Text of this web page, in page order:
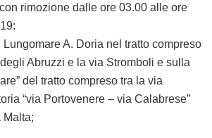
rimozione dalle ore 03.00 alle ore
A. Doria nel tratto compreso
Abruzzi e la via Stromboli e sulla
del tratto compreso tra la via
“via Portovenere – via Calabrese”
Malta;